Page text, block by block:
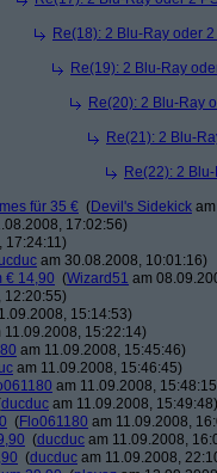
Re(18): 2 Blu-Ray oder
Re(19): 2 Blu-Ray
Re(20): 2 Blu-Ray
Re(21): 2 Blu-
Re(22): 2
für 35 € (Devil's Sidekick
17:02:56)
17:24:11)
am 30.08.2008, 10:01:16)
€ 14,90 (Wizard51 am
12:20:55)
15:14:53)
11.09.2008, 15:22:14)
am 11.09.2008, 15:45:46)
am 11.09.2008, 15:46:45)
am 11.09.2008,
ducduc am 11.09.2008, 15:49:48)
(Flo061180 am 11.09.2008,
(ducduc am 11.09.2008,
(ducduc am 11.09.2008,